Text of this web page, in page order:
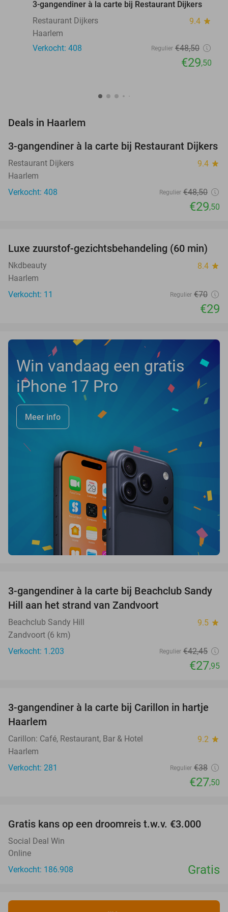
3-gangendiner à la carte bij Restaurant Dijkers
Restaurant Dijkers
9.4 star
Haarlem
Verkocht: 408
Regulier €48,50
€29,50
Deals in Haarlem
39%
3-gangendiner à la carte bij Restaurant Dijkers
Restaurant Dijkers 9.4 star
Haarlem
Verkocht: 408
Regulier €48,50
€29,50
59%
TODAY
Luxe zuurstof-gezichtsbehandeling (60 min)
Nkdbeauty 8.4 star
Haarlem
Verkocht: 11
Regulier €70
€29
Win vandaag een gratis
iPhone 17 Pro
Meer info
34%
3-gangendiner à la carte bij Beachclub Sandy
Hill aan het strand van Zandvoort
Beachclub Sandy Hill 9.5 star
Zandvoort (6 km)
Verkocht: 1.203
Regulier €42,45
€27,95
28%
3-gangendiner à la carte bij Carillon in hartje
Haarlem
Carillon: Café, Restaurant, Bar & Hotel 9.2 star
Haarlem
Verkocht: 281
Regulier €38
€27,50
Gratis kans op een droomreis t.w.v. €3.000
Social Deal Win
Online
Verkocht: 186.908
Gratis